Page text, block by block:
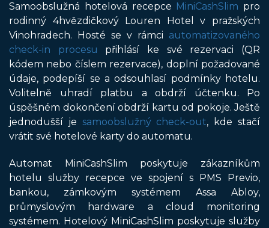
Samoobslužná hotelová recepce MiniCashSlim pro
rodinný 4hvězdičkový Louren Hotel v pražských
Vinohradech. Hosté se v rámci automatizovaného
check-in procesu přihlásí ke své rezervaci (QR
kódem nebo číslem rezervace), doplní požadované
údaje, podepíší se a odsouhlasí podmínky hotelu.
Volitelně uhradí platbu a obdrží účtenku. Po
úspěšném dokončení obdrží kartu od pokoje. Ještě
jednodušší je samoobslužný check-out, kde stačí
vrátit své hotelové karty do automatu.
Automat MiniCashSlim poskytuje zákazníkům
hotelu služby recepce ve spojení s PMS Previo,
bankou, zámkovým systémem Assa Abloy,
průmyslovým hardware a cloud monitoring
systémem. Hotelový MiniCashSlim poskytuje služby